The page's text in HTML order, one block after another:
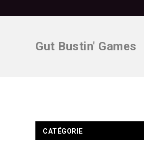
Gut Bustin' Games
CATÉGORIE